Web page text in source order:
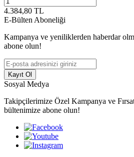
4.384,80 TL
E-Bülten Aboneliği
Kampanya ve yeniliklerden haberdar
abone olun!
Kayıt Ol
Sosyal Medya
Takipçilerimize Özel Kampanya ve
bültenimize abone olun!